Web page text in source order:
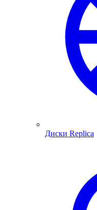
Диски Replica